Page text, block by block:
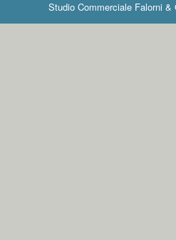
Studio Commerciale Falorni